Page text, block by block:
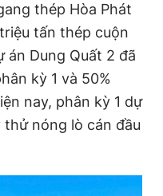
thép Hòa Phát
tấn thép cuộn
án Dung Quất 2 đã
kỳ 1 và 50%
nay, phân kỳ 1 dự
thử nóng lò cán đầu